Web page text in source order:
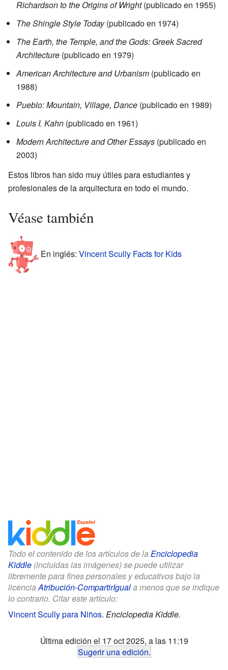
Richardson to the Origins of Wright(publicado en 1955)
The Shingle Style Today(publicado en 1974)
The Earth, the Temple, and the Gods: Greek Sacred
Architecture (publicado en 1979)
American Architecture and Urbanism (publicado en
1988)
Pueblo: Mountain, Village, Dance (publicado en 1989)
Louis I. Kahn (publicado en 1961)
Modern Architecture and Other Essays (publicado en
2003)
Estos libros han sido muy útiles para estudiantes y
profesionales de la arquitectura en todo el mundo.
Véase también
En inglés: Vincent Scully Facts for Kids
Todo el contenido de los artículos de la Enciclopedia
Kiddle (incluidas las imágenes) se puede utilizar
libremente para fines personales y educativos bajo la
licenciaAtribución-CompartirIguala menos que se indique
lo contrario. Citar este artículo:
Vincent Scully para Niños. Enciclopedia Kiddle.
Última edición el 17 oct 2025, a las 11:19
Sugerir una edición.